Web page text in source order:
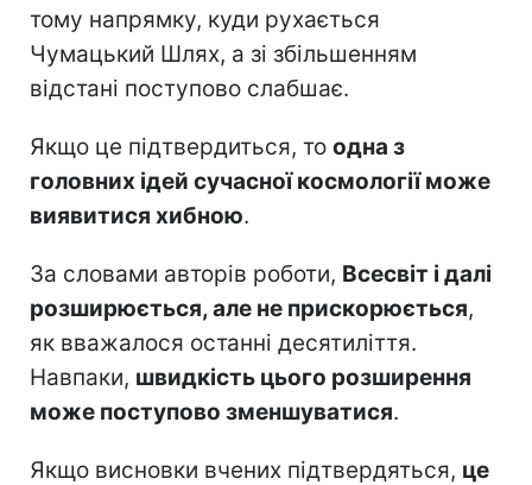
тому напрямку, куди рухається
Чумацький Шлях, а зі збільшенням
відстані поступово слабшає.
Якщо це підтвердиться, то одна з
головних ідей сучасної космології може
виявитися хибною.
За словами авторів роботи, Всесвіт і далі
розширюється, але не прискорюється,
як вважалося останні десятиліття.
Навпаки, швидкість цього розширення
може поступово зменшуватися.
Якщо висновки вчених підтвердяться, це